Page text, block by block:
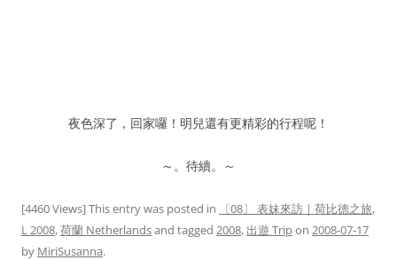
夜色深了，回家囉！明兒還有更精彩的行程呢！
～。待續。～
[4460 Views] This entry was posted in 〔08〕 表妹來訪｜荷比德之旅,
L 2008,荷蘭 Netherlandsand tagged 2008, 出遊 Tripon 2008-07-17
by MiriSusanna.